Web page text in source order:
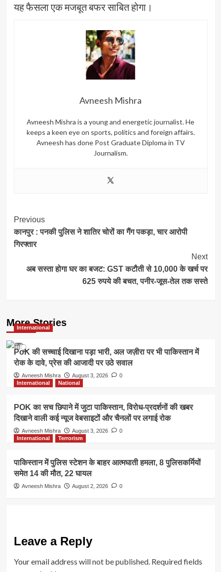
यह फैसला एक मजबूत बफर साबित होगा।
Avneesh Mishra
Avneesh Mishra is a young and energetic journalist. He
keeps a keen eye on sports, politics and foreign affairs.
Avneesh has done Post Graduate Diploma in TV
Journalism.
Post
Navigation
Previous
कानपुर : पनकी पुलिस ने शातिर चोरों का गैंग पकड़ा, चार आरोपी
गिरफ्तार
Next
अब सस्ता होगा घर का बजट: GST कटौती से 10,000 के खर्च पर
625 रुपये की बचत, पनीर-जूस-तेल तक सस्ते
More Stories
International
PoK की सच्चाई दिखाना पड़ा भारी, अल जज़ीरा पर भी पाकिस्तान में
रोक के दावे, प्रेस की आजादी पर उठे सवाल
Avneesh Mishra August 3, 2026
0
International
National
POK का सच छिपाने में जुटा पाकिस्तान, विरोध-प्रदर्शनों की खबर
दिखाने वाली कई न्यूज वेबसाइटों और चैनलों पर लगाई रोक
Avneesh Mishra August 3, 2026
0
International
Terrorism
पाकिस्तान में पुलिस स्टेशन के बाहर आत्मघाती हमला, 8 पुलिसकर्मियों
समेत 14 की मौत, 22 घायल
Avneesh Mishra August 2, 2026 0
Leave a Reply
Your email address will not be published. Required fields